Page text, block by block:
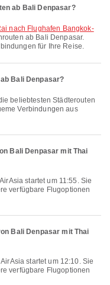
ab Bali Denpasar?
ab Bali Denpasar.
für Ihre Reise.
Bali Denpasar?
beliebtesten Städterouten
Verbindungen aus
Bali Denpasar mit Thai
verfügbare Flugoptionen
Bali Denpasar mit Thai
verfügbare Flugoptionen